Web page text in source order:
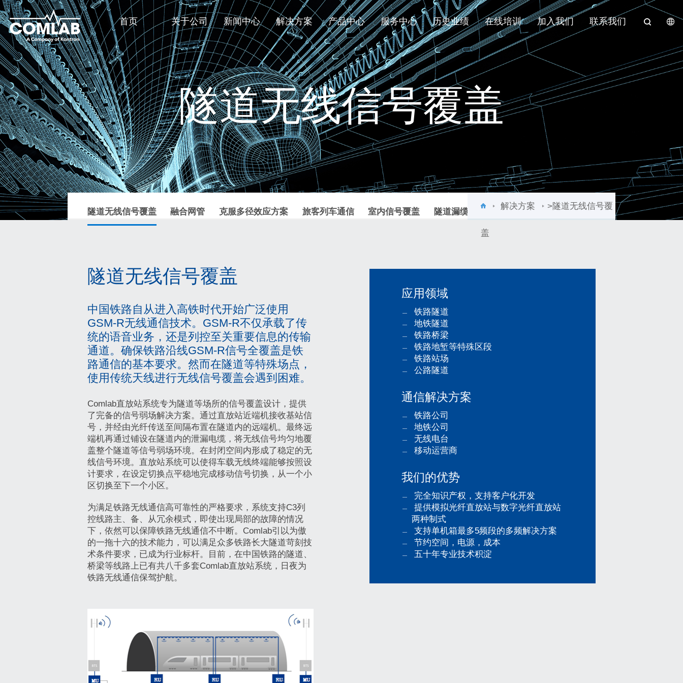
首页 关于公司 新闻中心 解决方案 产品中心 服务中心 历史业绩 在线培训 加入我们 联系我们
隧道无线信号覆盖
隧道无线信号覆盖 融合网管 克服多径效应方案 旅客列车通信 室内信号覆盖 隧道漏缆监测
解决方案 >隧道无线信号覆
盖
隧道无线信号覆盖
中国铁路自从进入高铁时代开始广泛使用
GSM-R无线通信技术。GSM-R不仅承载了传
统的语音业务，还是列控至关重要信息的传输
通道。确保铁路沿线GSM-R信号全覆盖是铁
路通信的基本要求。然而在隧道等特殊场点，
使用传统天线进行无线信号覆盖会遇到困难。
Comlab直放站系统专为隧道等场所的信号覆盖设计，提供
了完备的信号弱场解决方案。通过直放站近端机接收基站信
号，并经由光纤传送至间隔布置在隧道内的远端机。最终远
端机再通过铺设在隧道内的泄漏电缆，将无线信号均匀地覆
盖整个隧道等信号弱场环境。在封闭空间内形成了稳定的无
线信号环境。直放站系统可以使得车载无线终端能够按照设
计要求，在设定切换点平稳地完成移动信号切换，从一个小
区切换至下一个小区。
为满足铁路无线通信高可靠性的严格要求，系统支持C3列
控线路主、备、从冗余模式，即使出现局部的故障的情况
下，依然可以保障铁路无线通信不中断。Comlab引以为傲
的一拖十六的技术能力，可以满足众多铁路长大隧道苛刻技
术条件要求，已成为行业标杆。目前，在中国铁路的隧道、
桥梁等线路上已有共八千多套Comlab直放站系统，日夜为
铁路无线通信保驾护航。
应用领域
铁路隧道
地铁隧道
铁路桥梁
铁路地堑等特殊区段
铁路站场
公路隧道
通信解决方案
铁路公司
地铁公司
无线电台
移动运营商
我们的优势
完全知识产权，支持客户化开发
提供模拟光纤直放站与数字光纤直放站
两种制式
支持单机箱最多5频段的多频解决方案
节约空间，电源，成本
五十年专业技术积淀